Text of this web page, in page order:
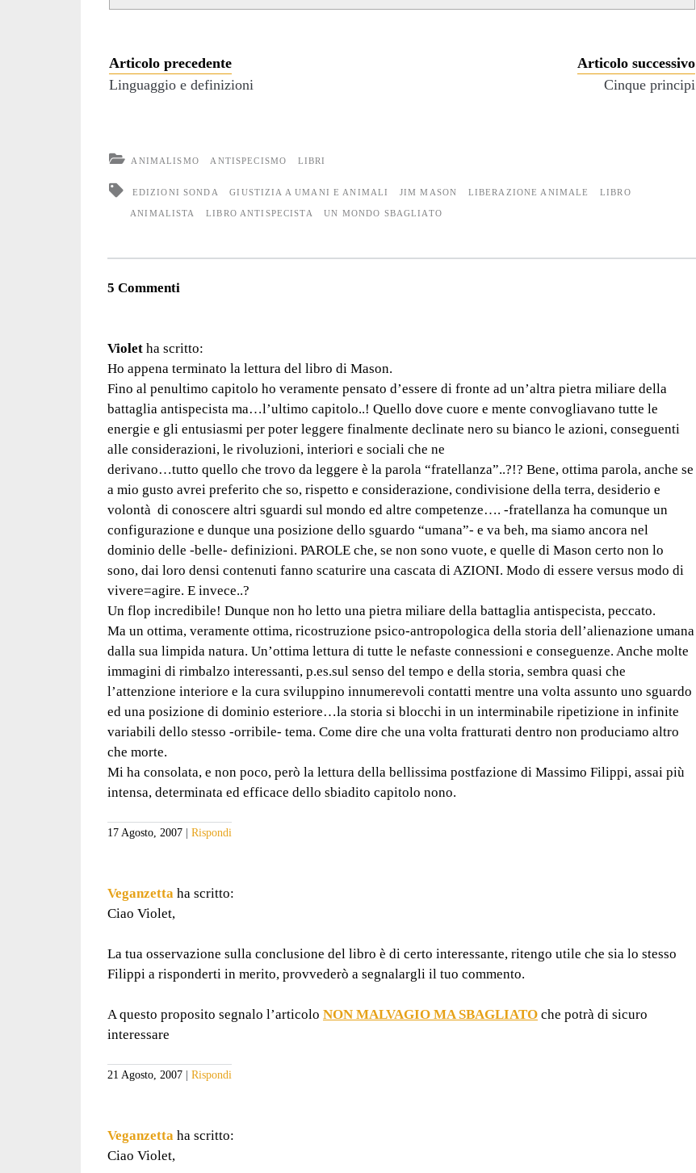
Articolo precedente
Linguaggio e definizioni
Articolo successivo
Cinque principi
ANIMALISMO ANTISPECISMO LIBRI
EDIZIONI SONDA GIUSTIZIA A UMANI E ANIMALI JIM MASON LIBERAZIONE ANIMALE LIBRO
ANIMALISTA LIBRO ANTISPECISTA UN MONDO SBAGLIATO
5 Commenti
Violet ha scritto:
Ho appena terminato la lettura del libro di Mason.
Fino al penultimo capitolo ho veramente pensato d’essere di fronte ad un’altra pietra miliare della
battaglia antispecista ma…l’ultimo capitolo..! Quello dove cuore e mente convogliavano tutte le
energie e gli entusiasmi per poter leggere finalmente declinate nero su bianco le azioni, conseguenti
alle considerazioni, le rivoluzioni, interiori e sociali che ne
derivano…tutto quello che trovo da leggere è la parola “fratellanza”..?!? Bene, ottima parola, anche se
a mio gusto avrei preferito che so, rispetto e considerazione, condivisione della terra, desiderio e
volontà di conoscere altri sguardi sul mondo ed altre competenze…. -fratellanza ha comunque un
configurazione e dunque una posizione dello sguardo “umana”- e va beh, ma siamo ancora nel
dominio delle -belle- definizioni. PAROLE che, se non sono vuote, e quelle di Mason certo non lo
sono, dai loro densi contenuti fanno scaturire una cascata di AZIONI. Modo di essere versus modo di
vivere=agire. E invece..?
Un flop incredibile! Dunque non ho letto una pietra miliare della battaglia antispecista, peccato.
Ma un ottima, veramente ottima, ricostruzione psico-antropologica della storia dell’alienazione umana
dalla sua limpida natura. Un’ottima lettura di tutte le nefaste connessioni e conseguenze. Anche molte
immagini di rimbalzo interessanti, p.es.sul senso del tempo e della storia, sembra quasi che
l’attenzione interiore e la cura sviluppino innumerevoli contatti mentre una volta assunto uno sguardo
ed una posizione di dominio esteriore…la storia si blocchi in un interminabile ripetizione in infinite
variabili dello stesso -orribile- tema. Come dire che una volta fratturati dentro non produciamo altro
che morte.
Mi ha consolata, e non poco, però la lettura della bellissima postfazione di Massimo Filippi, assai più
intensa, determinata ed efficace dello sbiadito capitolo nono.
17 Agosto, 2007 Rispondi
Veganzetta ha scritto:
Ciao Violet,
La tua osservazione sulla conclusione del libro è di certo interessante, ritengo utile che sia lo stesso
Filippi a risponderti in merito, provvederò a segnalargli il tuo commento.
A questo proposito segnalo l’articolo NON MALVAGIO MA SBAGLIATOche potrà di sicuro
interessare
21 Agosto, 2007 Rispondi
Veganzetta ha scritto:
Ciao Violet,